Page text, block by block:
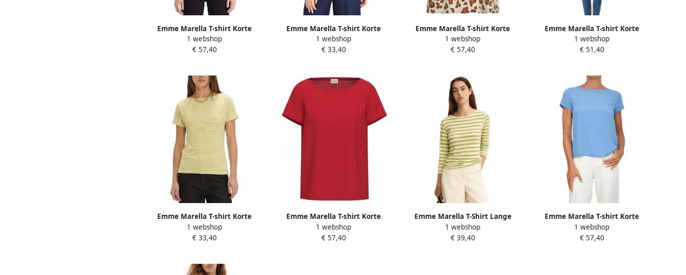
Emme Marella T-shirt Korte
Mouw EMMMAESTRO
1 webshop
€ 57,40
Emme Marella T-shirt Korte
Mouw EMMFERVIDA
1 webshop
€ 33,40
Emme Marella T-shirt Korte
Mouw EMMRANE
1 webshop
€ 57,40
Emme Marella T-shirt Korte
Mouw EMMAPE
1 webshop
€ 51,40
Emme Marella T-shirt Korte
Mouw EMMFERVIDA
1 webshop
€ 33,40
Emme Marella T-shirt Korte
Mouw EMMCARTONE
1 webshop
€ 57,40
Emme Marella T-Shirt Lange
Mouw EMMCOSETTA
1 webshop
€ 39,40
Emme Marella T-shirt Korte
Mouw EMMCARTONE
1 webshop
€ 57,40